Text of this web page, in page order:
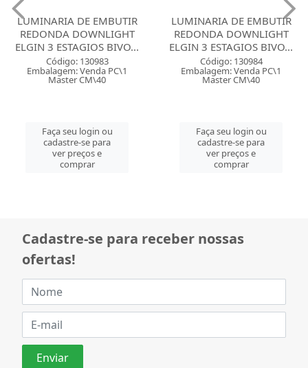
LUMINARIA DE EMBUTIR
REDONDA DOWNLIGHT
ELGIN 3 ESTAGIOS BIVO...
Código: 130983
Embalagem: Venda PC\1
Master CM\40
Faça seu login ou
cadastre-se para
ver preços e
comprar
LUMINARIA DE EMBUTIR
REDONDA DOWNLIGHT
ELGIN 3 ESTAGIOS BIVO...
Código: 130984
Embalagem: Venda PC\1
Master CM\40
Faça seu login ou
cadastre-se para
ver preços e
comprar
Cadastre-se para receber nossas
ofertas!